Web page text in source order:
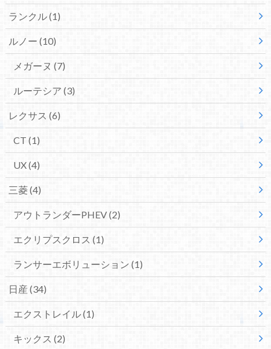
ランクル(1)
ルノー (10)
メガーヌ (7)
ルーテシア (3)
レクサス (6)
CT (1)
UX(4)
三菱(4)
アウトランダーPHEV(2)
エクリプスクロス (1)
ランサーエボリューション (1)
日産 (34)
エクストレイル(1)
キックス (2)